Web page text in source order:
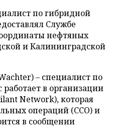
по гибридной
Службе
нефтяных
и Калининградской
– специалист по
в организации
Network), которая
операций (ССО) и
в сообщении